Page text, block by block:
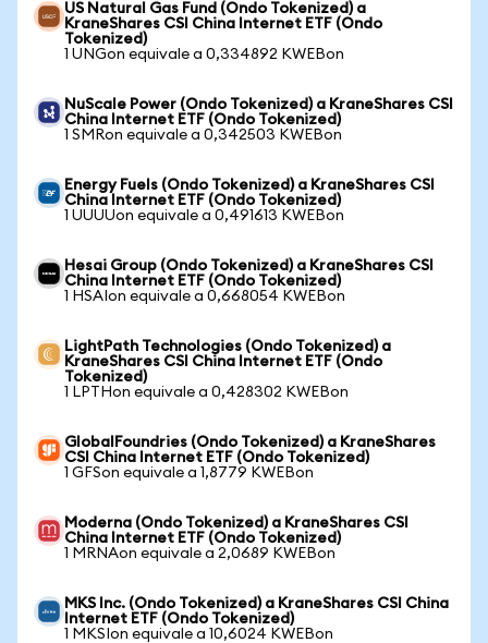
US Natural Gas Fund (Ondo Tokenized) a
KraneShares CSI China Internet ETF (Ondo
Tokenized)
1 UNGon equivale a 0,334892 KWEBon
NuScale Power (Ondo Tokenized) a KraneShares CSI
China Internet ETF (Ondo Tokenized)
1 SMRon equivale a 0,342503 KWEBon
Energy Fuels (Ondo Tokenized) a KraneShares CSI
China Internet ETF (Ondo Tokenized)
1 UUUUon equivale a 0,491613 KWEBon
Hesai Group (Ondo Tokenized) a KraneShares CSI
China Internet ETF (Ondo Tokenized)
1 HSAIon equivale a 0,668054 KWEBon
LightPath Technologies (Ondo Tokenized) a
KraneShares CSI China Internet ETF (Ondo
Tokenized)
1 LPTHon equivale a 0,428302 KWEBon
GlobalFoundries (Ondo Tokenized) a KraneShares
CSI China Internet ETF (Ondo Tokenized)
1 GFSon equivale a 1,8779 KWEBon
Moderna (Ondo Tokenized) a KraneShares CSI
China Internet ETF (Ondo Tokenized)
1 MRNAon equivale a 2,0689 KWEBon
MKS Inc. (Ondo Tokenized) a KraneShares CSI China
Internet ETF (Ondo Tokenized)
1 MKSIon equivale a 10,6024 KWEBon